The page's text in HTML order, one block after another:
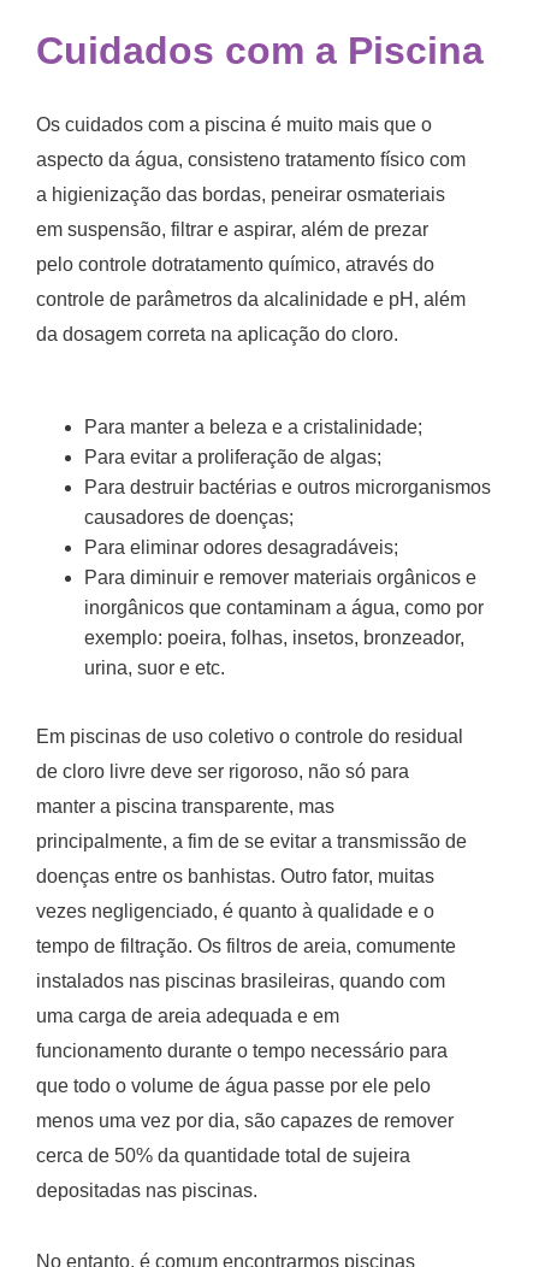
Cuidados com a Piscina
Os cuidados com a piscina é muito mais que o
aspecto da água, consisteno tratamento físico com
a higienização das bordas, peneirar osmateriais
em suspensão, filtrar e aspirar, além de prezar
pelo controle dotratamento químico, através do
controle de parâmetros da alcalinidade e pH, além
da dosagem correta na aplicação do cloro.
Para manter a beleza e a cristalinidade;
Para evitar a proliferação de algas;
Para destruir bactérias e outros microrganismos
causadores de doenças;
Para eliminar odores desagradáveis;
Para diminuir e remover materiais orgânicos e
inorgânicos que contaminam a água, como por
exemplo: poeira, folhas, insetos, bronzeador,
urina, suor e etc.
Em piscinas de uso coletivo o controle do residual
de cloro livre deve ser rigoroso, não só para
manter a piscina transparente, mas
principalmente, a fim de se evitar a transmissão de
doenças entre os banhistas. Outro fator, muitas
vezes negligenciado, é quanto à qualidade e o
tempo de filtração. Os filtros de areia, comumente
instalados nas piscinas brasileiras, quando com
uma carga de areia adequada e em
funcionamento durante o tempo necessário para
que todo o volume de água passe por ele pelo
menos uma vez por dia, são capazes de remover
cerca de 50% da quantidade total de sujeira
depositadas nas piscinas.
No entanto, é comum encontrarmos piscinas